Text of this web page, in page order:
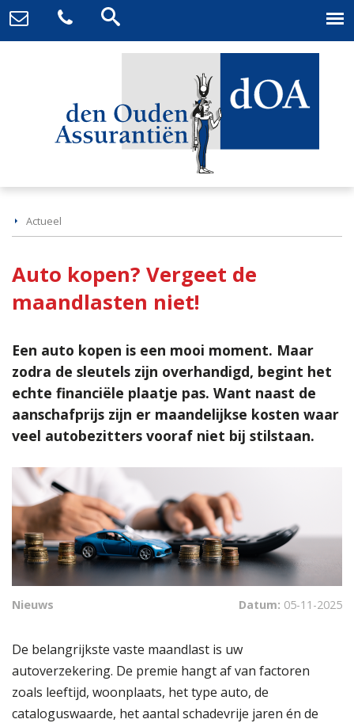
Actueel
Auto kopen? Vergeet de
maandlasten niet!
Een auto kopen is een mooi moment. Maar
zodra de sleutels zijn overhandigd, begint het
echte financiële plaatje pas. Want naast de
aanschafprijs zijn er maandelijkse kosten waar
veel autobezitters vooraf niet bij stilstaan.
Nieuws Datum: 05-11-2025
De belangrijkste vaste maandlast is uw
autoverzekering. De premie hangt af van factoren
zoals leeftijd, woonplaats, het type auto, de
cataloguswaarde, het aantal schadevrije jaren én de